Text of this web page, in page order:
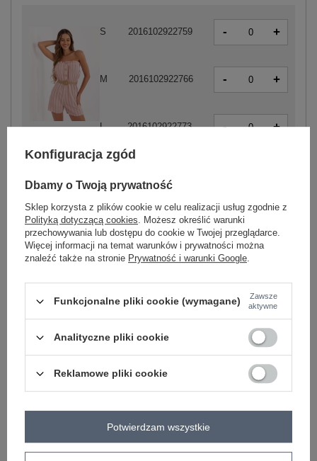
S 2016102922759 - +
M 2016102922766 - +
L 2016102922773 - +
pistacjowy
L 2016102922803 - +
ZALOGUJ SIĘ I ZOBACZ CENĘ
Masz pytanie? Chętnie pomożemy.
Zadzwoń+48 601 547 740 Zadaj pytanie
skład materiału : 50% poliester, 50% bawełna
sposób prania : pranie w pralce w 30°C
Konfiguracja zgód
Dbamy o Twoją prywatność
Sklep korzysta z plików cookie w celu realizacji usług zgodnie z
Polityką dotyczącą cookies. Możesz określić warunki
przechowywania lub dostępu do cookie w Twojej przeglądarce.
Więcej informacji na temat warunków i prywatności można
znaleźć także na stronie Prywatność i warunki Google.
Funkcjonalne pliki cookie (wymagane)
Zawsze
aktywne
Analityczne pliki cookie
Reklamowe pliki cookie
Potwierdzam wszystkie